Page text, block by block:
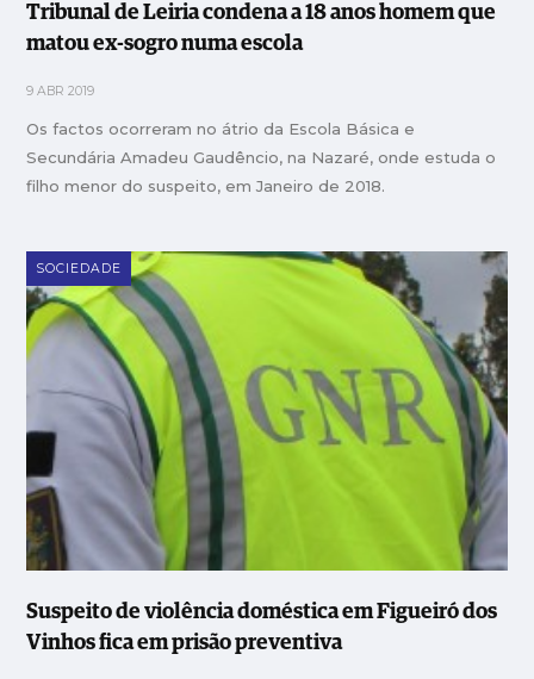
Tribunal de Leiria condena a 18 anos homem que
matou ex-sogro numa escola
9 ABR 2019
Os factos ocorreram no átrio da Escola Básica e
Secundária Amadeu Gaudêncio, na Nazaré, onde estuda o
filho menor do suspeito, em Janeiro de 2018.
SOCIEDADE
Suspeito de violência doméstica em Figueiró dos
Vinhos fica em prisão preventiva